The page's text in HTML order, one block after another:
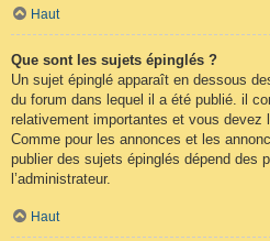
Haut
Que sont les sujets épinglés ?
Un sujet épinglé apparaît en dessous
du forum dans lequel il a été publié. il
relativement importantes et vous devez
Comme pour les annonces et les
publier des sujets épinglés dépend des
l’administrateur.
Haut